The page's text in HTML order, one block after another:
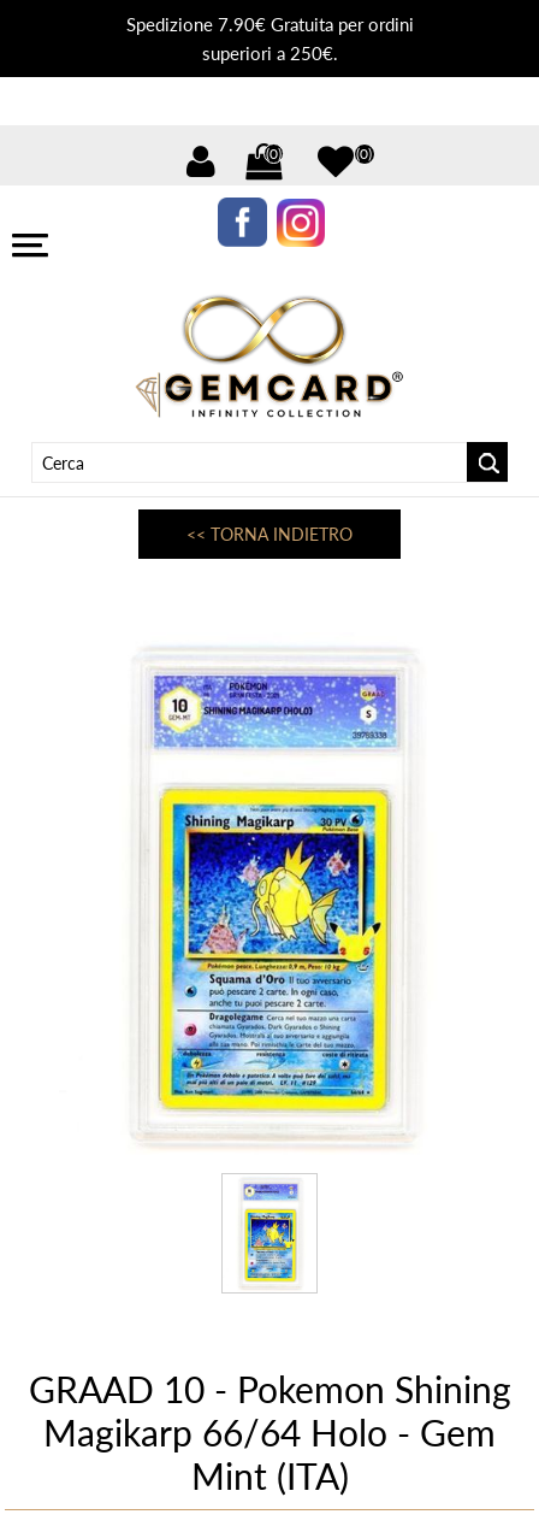
Spedizione 7.90€ Gratuita per ordini
superiori a 250€.
(0) (0)
<< TORNA INDIETRO
GRAAD 10 - Pokemon Shining
Magikarp 66/64 Holo - Gem
Mint (ITA)